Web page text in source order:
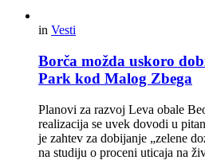
in Vesti
Borča možda uskoro
Park kod Malog Zbega
Planovi za razvoj Leva obale
realizacija se uvek dovodi u
je zahtev za dobijanje „zelene
na studiju o proceni uticaja na